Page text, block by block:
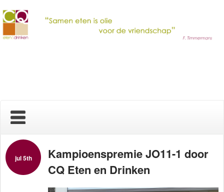
Home
Nieuws
jul 5th
Kampioenspremie JO11-1 door
CQ Eten en Drinken